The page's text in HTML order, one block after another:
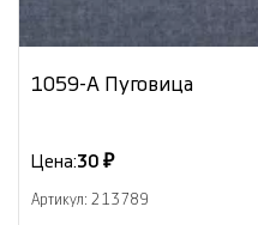
1059-А Пуговица
Цена:30 ₽
Артикул: 213789